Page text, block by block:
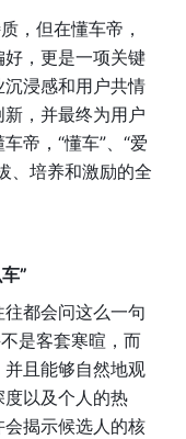
，但在懂车帝，
，更是一项关键
浸感和用户共情
，并最终为用户
帝，“懂车”、“爱
、培养和激励的全
”
都会问这么一句
是客套寒暄，而
且能够自然地观
以及个人的热
揭示候选人的核